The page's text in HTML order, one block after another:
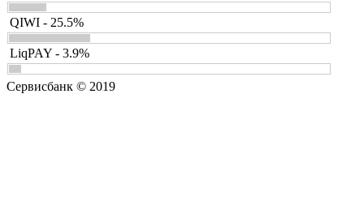
QIWI - 25.5%
LiqPAY - 3.9%
Сервисбанк © 2019